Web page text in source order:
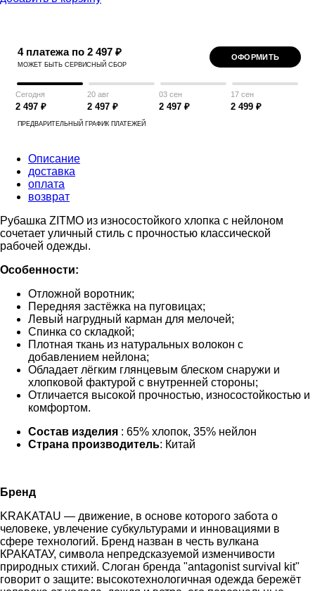
4 платежа по 2 497 ₽
МОЖЕТ БЫТЬ СЕРВИСНЫЙ СБОР
ОФОРМИТЬ
Сегодня
2 497 ₽
20 авг
2 497 ₽
03 сен
2 497 ₽
17 сен
2 499 ₽
ПРЕДВАРИТЕЛЬНЫЙ ГРАФИК ПЛАТЕЖЕЙ
Описание
доставка
оплата
возврат
Рубашка ZITMO из износостойкого хлопка с нейлоном
сочетает уличный стиль с прочностью классической
рабочей одежды.
Особенности:
Отложной воротник;
Передняя застёжка на пуговицах;
Левый нагрудный карман для мелочей;
Спинка со складкой;
Плотная ткань из натуральных волокон с
добавлением нейлона;
Обладает лёгким глянцевым блеском снаружи и
хлопковой фактурой с внутренней стороны;
Отличается высокой прочностью, износостойкостью и
комфортом.
Состав изделия : 65% хлопок, 35% нейлон
Страна производитель: Китай
Бренд
KRAKATAU — движение, в основе которого забота о
человеке, увлечение субкультурами и инновациями в
сфере технологий. Бренд назван в честь вулкана
КРАКАТАУ, символа непредсказуемой изменчивости
природных стихий. Слоган бренда "antagonist survival kit"
говорит о защите: высокотехнологичная одежда бережёт